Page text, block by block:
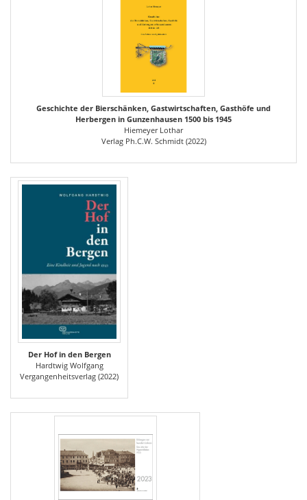
Geschichte der Bierschänken, Gastwirtschaften, Gasthöfe und
Herbergen in Gunzenhausen 1500 bis 1945
Hiemeyer Lothar
Verlag Ph.C.W. Schmidt (2022)
Der Hof in den Bergen
Hardtwig Wolfgang
Vergangenheitsverlag (2022)